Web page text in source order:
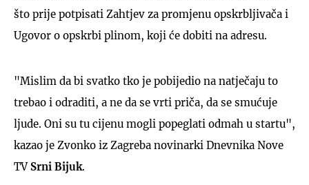
što prije potpisati Zahtjev za promjenu opskrbljivača i
Ugovor o opskrbi plinom, koji će dobiti na adresu.
"Mislim da bi svatko tko je pobijedio na natječaju to
trebao i odraditi, a ne da se vrti priča, da se smućuje
ljude. Oni su tu cijenu mogli popeglati odmah u startu",
kazao je Zvonko iz Zagreba novinarki Dnevnika Nove
TVSrni Bijuk.